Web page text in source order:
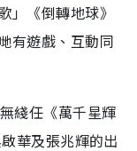
」《倒轉地球》
有遊戲、互動同
綫任《萬千星輝
華及張兆輝的出